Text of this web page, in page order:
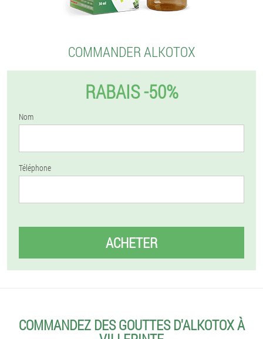
COMMANDER ALKOTOX
RABAIS -50%
Nom
Téléphone
ACHETER
COMMANDEZ DES GOUTTES D'ALKOTOX À